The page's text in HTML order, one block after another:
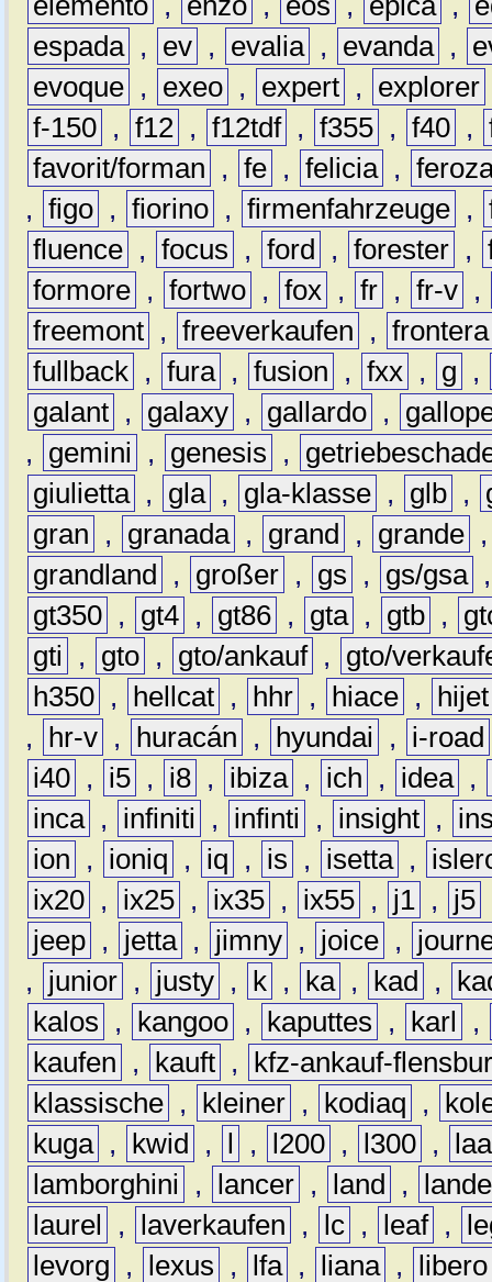
espada , ev , evalia , evanda ,
evoque , exeo , expert , explorer
f-150 , f12 , f12tdf , f355 , f40 ,
favorit/forman
, fe , felicia ,
, figo , fiorino , firmenfahrzeuge ,
fluence , focus , ford , forester ,
formore , fortwo , fox , fr , fr-v ,
freemont , freeverkaufen , frontera
fullback , fura , fusion , fxx , g
,
galant , galaxy , gallardo ,
,
gemini , genesis ,
giulietta , gla , gla-klasse , glb ,
gran
, granada , grand , grande
grandland
, großer , gs , gs/gsa
gt350 , gt4 , gt86 , gta , gtb ,
gti
, gto , gto/ankauf ,
gto/
h350 , hellcat , hhr , hiace ,
hijet
,
hr-v , huracán , hyundai ,
i-road
i40 , i5 , i8 , ibiza , ich , idea ,
inca , infiniti , infinti , insight ,
ion
, ioniq , iq , is , isetta ,
ix20 , ix25 , ix35 , ix55 , j1 , j5
jeep , jetta , jimny , joice ,
,
junior , justy , k , ka , kad ,
kalos
, kangoo , kaputtes , karl
,
kaufen
, kauft ,
kfz-ankauf-
klassische , kleiner , kodiaq ,
kuga , kwid , l , l200 , l300 ,
lamborghini
, lancer , land ,
laurel
, laverkaufen , lc , leaf ,
levorg
, lexus , lfa , liana ,
libero